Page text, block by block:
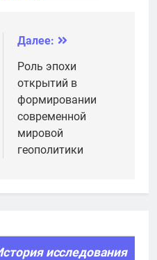
Далее:
Роль эпохи
открытий в
формировании
современной
мировой
геополитики
исследования